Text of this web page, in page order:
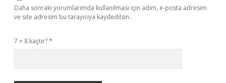
Daha sonraki yorumlarımda kullanılması için adım, e-posta adresim
ve site adresim bu tarayıcıya kaydedilsin.
7 + 8 kaçtır?*